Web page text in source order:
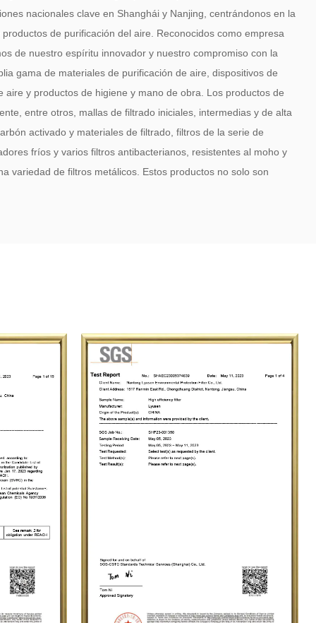
nacionales clave en Shanghái y Nanjing, centrándonos en la
de purificación del aire. Reconocidos como empresa
de nuestro espíritu innovador y nuestro compromiso con la
gama de materiales de purificación de aire, dispositivos de
aire y productos de higiene y mano de obra. Los productos de
entre otros, mallas de filtrado iniciales, intermedias y de alta
activado y materiales de filtrado, filtros de la serie de
fríos y varios filtros antibacterianos, resistentes al moho y
variedad de filtros metálicos. Estos productos no solo son
rendimiento estable de los productos, la alta calidad, los precios
Con un enfoque nuevo y dinámico, damos una cálida
e internacionales para que nos visiten y brinden
junto con nuestra amplia clientela y contribuir a un entorno